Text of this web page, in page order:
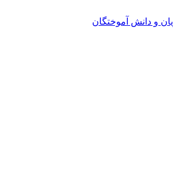
و دانش آموختگان